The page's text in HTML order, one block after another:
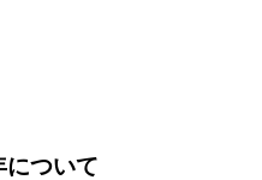
について